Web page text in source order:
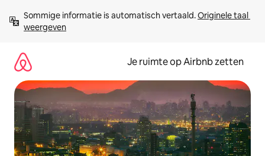
direct
naar
Sommige informatie is automatisch vertaald. Originele taal
weergeven
Je ruimte op Airbnb zetten